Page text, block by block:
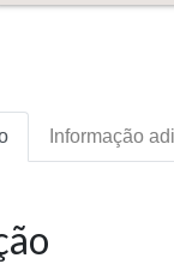
Informação